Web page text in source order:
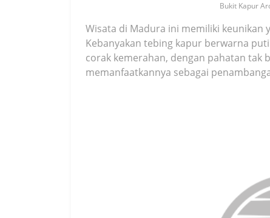
Bukit Kapur
Wisata di Madura ini memiliki keunikan
Kebanyakan tebing kapur berwarna
corak kemerahan, dengan pahatan tak
memanfaatkannya sebagai